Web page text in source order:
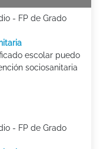
- FP de Grado
escolar puedo
sociosanitaria
- FP de Grado